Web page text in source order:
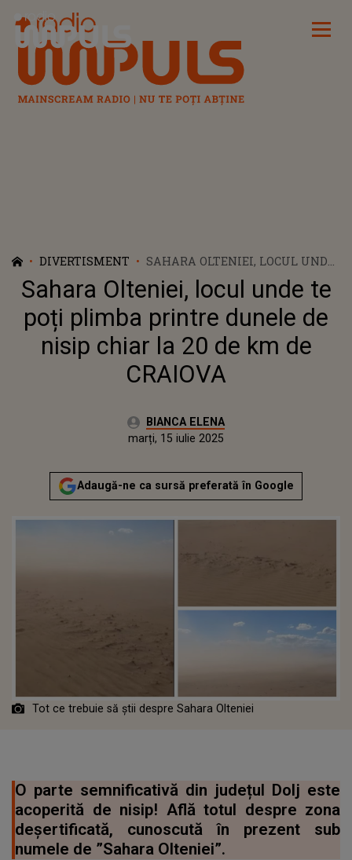
Radio Impuls
DIVERTISMENT
SAHARA OLTENIEI, LOCUL UNDE
TE POȚI PLIMBA PRINTRE
DUNELE DE NISIP CHIAR LA 20
DE KM DE CRAIOVA
Sahara Olteniei, locul unde te
poți plimba printre dunele de
nisip chiar la 20 de km de
CRAIOVA
Autor:BIANCA ELENA
Actualizat:
marți, 15 iulie 2025
Adaugă-ne ca sursă preferată în Google
Tot ce trebuie să știi despre Sahara Olteniei
O parte semnificativă din județul Dolj este
acoperită de nisip! Află totul despre zona
deșertificată, cunoscută în prezent sub
numele de ”Sahara Olteniei”.